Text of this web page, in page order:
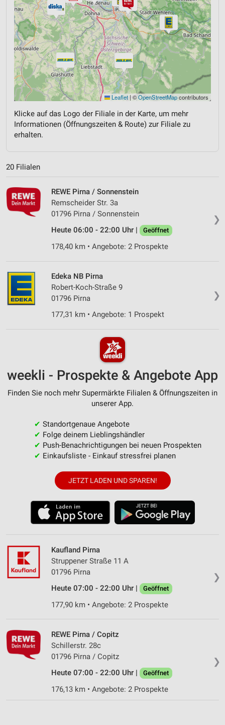
Leaflet | ©OpenStreetMapcontributors
Klicke auf das Logo der Filiale in der Karte, um mehr
Informationen (Öffnungszeiten & Route) zur Filiale zu
erhalten.
20 Filialen
❯
REWE Pirna / Sonnenstein
Remscheider Str. 3a
01796 Pirna / Sonnenstein
Heute 06:00 - 22:00 Uhr |
Geöffnet
178,40 km • Angebote: 2 Prospekte
❯
Edeka NB Pirna
Robert-Koch-Straße 9
01796 Pirna
177,31 km • Angebote: 1 Prospekt
weekli - Prospekte & Angebote App
Finden Sie noch mehr Supermärkte Filialen & Öffnungszeiten in
unserer App.
✔ Standortgenaue Angebote
✔ Folge deinem Lieblingshändler
✔ Push-Benachrichtigungen bei neuen Prospekten
✔ Einkaufsliste - Einkauf stressfrei planen
JETZT LADEN UND SPAREN!
❯
Kaufland Pirna
Struppener Straße 11 A
01796 Pirna
Heute 07:00 - 22:00 Uhr |
Geöffnet
177,90 km • Angebote: 2 Prospekte
❯
REWE Pirna / Copitz
Schillerstr. 28c
01796 Pirna / Copitz
Heute 07:00 - 22:00 Uhr |
Geöffnet
176,13 km • Angebote: 2 Prospekte